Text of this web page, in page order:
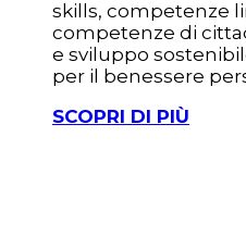
skills, competenze
competenze di
e sviluppo
per il benessere
SCOPRI DI PIÙ